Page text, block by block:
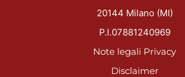
20144 Milano (MI)
P.I.07881240969
Note legali Privacy
Disclaimer